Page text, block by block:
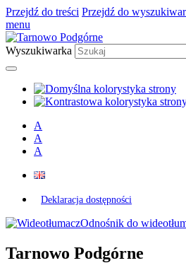
Przejdź do treści Przejdź do
menu
Wyszukiwarka
A
A
A
Deklaracja dostępności
Odnośnik do
Tarnowo Podgórne